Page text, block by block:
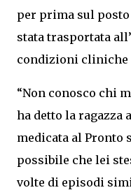
per prima sul posto
stata trasportata
condizioni cliniche
“Non conosco chi
ha detto la ragazza
medicata al Pronto
possibile che lei
volte di episodi